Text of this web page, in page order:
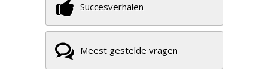
Succesverhalen
Meest gestelde vragen